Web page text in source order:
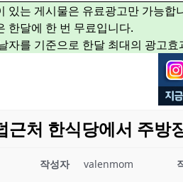
있는 게시물은 유료광고만 가능합
한달에 한 번 무료입니다.
자를 기준으로 한달 최대의 광고
근처 한식당에서 주방
작성자 valenmom